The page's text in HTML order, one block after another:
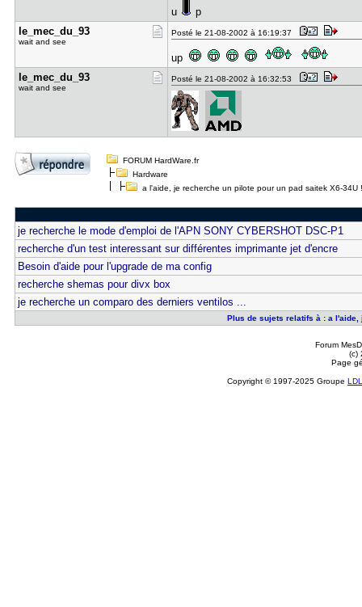
u
p
le_mec_du_​93
wait and see
Posté le 21-08-2002 à 16:19:37
up
le_mec_du_​93
wait and see
Posté le 21-08-2002 à 16:32:53
FORUM HardWare.fr
Hardware
a l'aide, je recherche un pilote pour un pad saitek X6-34U
je recherche le mode d'emploi de l'APN SONY CYBERSHOT DSC-P1
recherche d'un test interessant sur différentes imprimante jet d'encre
Besoin d'aide pour l'upgrade de ma config
recherche shemas pour divx box
je recherche un comparo des derniers ventilos ...
Plus de sujets relatifs à : a l'aide,
Forum
(c)
Page
Copyright © 1997-2025 Groupe